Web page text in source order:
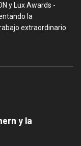
y Lux Awards -
la
extraordinario
y la